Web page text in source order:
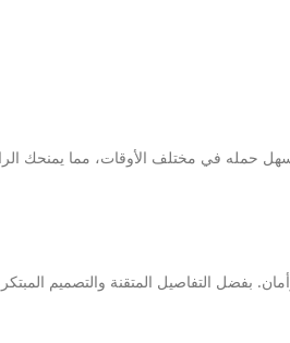
حمله في مختلف الأوقات، مما يمنحك
بفضل التفاصيل المتقنة والتصميم